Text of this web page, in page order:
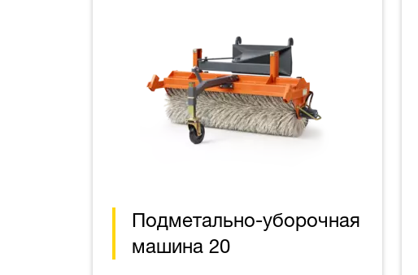
Подметально-уборочная
машина 20